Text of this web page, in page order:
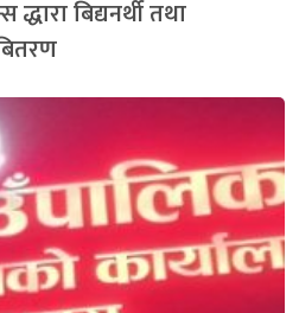
बिद्यनर्थी तथा